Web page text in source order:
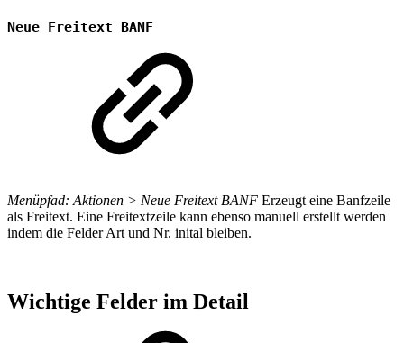
Neue Freitext BANF
Menüpfad: Aktionen > Neue Freitext BANF Erzeugt eine Banfzeile
als Freitext. Eine Freitextzeile kann ebenso manuell erstellt werden
indem die Felder Art und Nr. inital bleiben.
Wichtige Felder im Detail